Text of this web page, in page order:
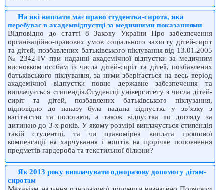
На які виплати має право студентка-сирота, яка
перебуває в академвідпустці за медичними показаннями
Відповідно до статті 8 Закону України Про забезпечення
організаційно-правових умов соціального захисту дітей-сиріт
та дітей, позбавлених батьківського піклування від 13.01.2005
№ 2342-IV при наданні академічної відпустки за медичним
висновком особам із числа дітей-сиріт та дітей, позбавлених
батьківського піклування, за ними зберігається на весь період
академічної відпустки повне державне забезпечення та
виплачується стипендія.Студентці університету з числа дітей-
сиріт та дітей, позбавлених батьківського піклування,
відповідно до наказу була надана відпустка у зв’язку з
вагітністю та пологами, а також відпустка по догляду за
дитиною до 3-х років. У якому розмірі виплачується стипендія
такій студентці, та чи правомірна виплата грошової
компенсації на харчування і коштів на щорічне поповнення
предметів гардероба та текстильної білизни?
Як 2013 року виплачувати одноразову допомогу дітям-
сиротам